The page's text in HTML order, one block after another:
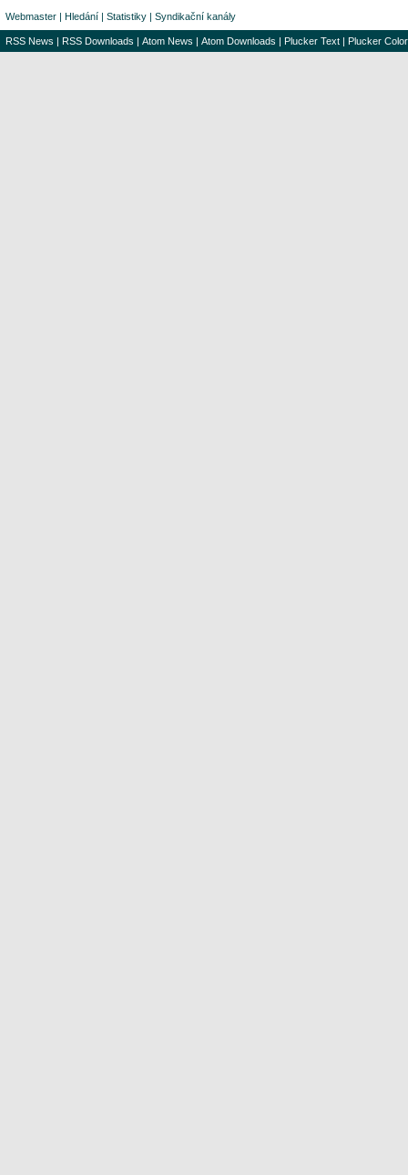
Webmaster | Hledání | Statistiky | Syndikační kanály
RSS News | RSS Downloads | Atom News | Atom Downloads | Plucker Text | Plucker Color